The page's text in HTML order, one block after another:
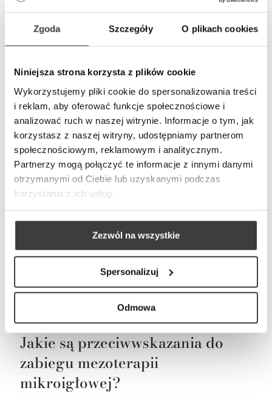
Zgoda Szczegóły O plikach cookies
Niniejsza strona korzysta z plików cookie
Wykorzystujemy pliki cookie do spersonalizowania treści
i reklam, aby oferować funkcje społecznościowe i
analizować ruch w naszej witrynie. Informacje o tym, jak
korzystasz z naszej witryny, udostępniamy partnerom
społecznościowym, reklamowym i analitycznym.
Partnerzy mogą połączyć te informacje z innymi danymi
otrzymanymi od Ciebie lub uzyskanymi podczas
korzystania z ich usług.
Zezwól na wszystkie
Spersonalizuj
Odmowa
Skóra szara i ziemista, rozszerzone pory
Blizny potrądzikowe
Rozstępy
Zmarszczki i bruzdy
Blizny chirurgiczne
Zmiany pigmentacyjne
Ponadto, jest doskonałym rozwiązaniem dla osób
elastyczności skóry, jak również dla tych, które
bliznami pooperacyjnymi. Dzięki wysokiemu
poziomowi bezpieczeństwa,zabieg ten może być
alternatywą dla osób unikających bardziej
inwazyjnych procedur chirurgicznych.
Jakie są przeciwwskazania do
zabiegu mezoterapii
mikroigłowej?